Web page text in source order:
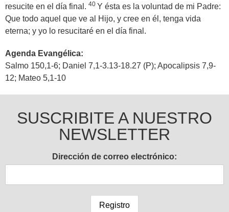
resucite en el día final. 40 Y ésta es la voluntad de mi Padre:
Que todo aquel que ve al Hijo, y cree en él, tenga vida
eterna; y yo lo resucitaré en el día final.
Agenda Evangélica:
Salmo 150,1-6; Daniel 7,1-3.13-18.27 (P); Apocalipsis 7,9-
12; Mateo 5,1-10
SUSCRIBITE A NUESTRO
NEWSLETTER
Dirección de correo electrónico: